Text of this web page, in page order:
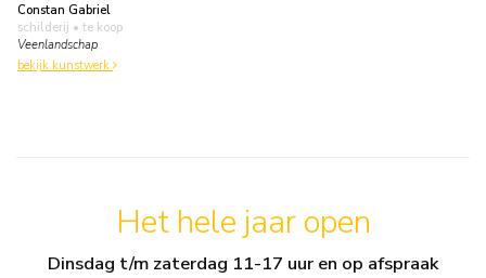
Constan Gabriel
schilderij • te koop
Veenlandschap
bekijk kunstwerk
Het hele jaar open
Dinsdag t/m zaterdag 11-17 uur en op afspraak